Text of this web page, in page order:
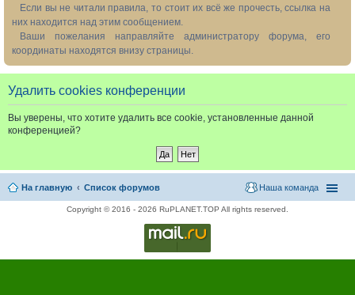
Если вы не читали правила, то стоит их всё же прочесть, ссылка на
них находится над этим сообщением.
Ваши пожелания направляйте администратору форума, его
координаты находятся внизу страницы.
Удалить cookies конференции
Вы уверены, что хотите удалить все cookie, установленные данной
конференцией?
На главную Список форумов Наша команда
Copyright © 2016 - 2026 RuPLANET.TOP All rights reserved.